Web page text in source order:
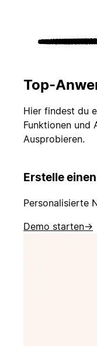
Top-
Hier findest du
Funktionen und
Ausprobieren.
Erstelle
Personalisierte
Demo starten→